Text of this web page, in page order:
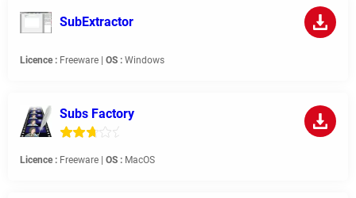
SubExtractor
Licence : Freeware | OS : Windows
Subs Factory
Licence : Freeware | OS : MacOS